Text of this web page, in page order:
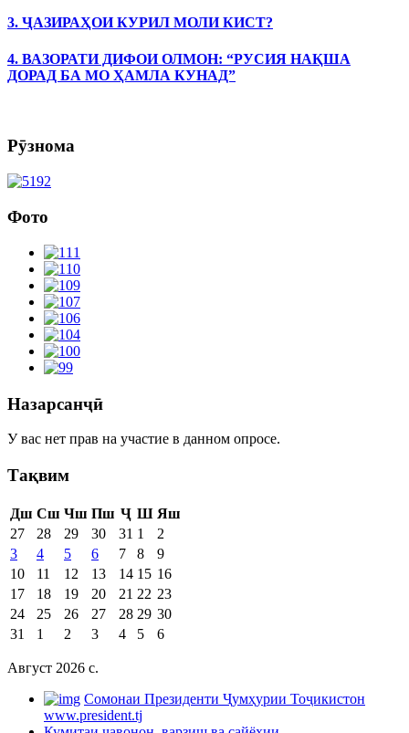
3. ҶАЗИРАҲОИ КУРИЛ МОЛИ КИСТ?
4. ВАЗОРАТИ ДИФОИ ОЛМОН: “РУСИЯ НАҚША
ДОРАД БА МО ҲАМЛА КУНАД”
Рӯзнома
Фото
Назарсанҷӣ
У вас нет прав на участие в данном опросе.
Тақвим
Дш Сш Чш Пш Ҷ Ш Яш
27
28 29 30 31 1
2
3
4 5 6 7 8
9
10
11 12 13 14 15 16
17
18 19 20 21 22 23
24
25 26 27 28 29 30
31
1 2 3 4 5 6
Август 2026 c.
Cомонаи Президенти Ҷумҳурии Тоҷикистон
www.president.tj